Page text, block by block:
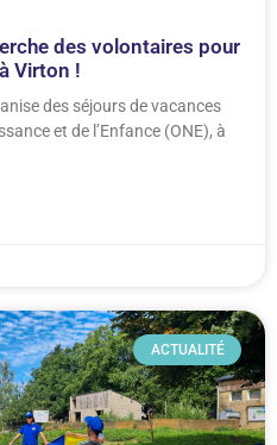
des volontaires pour
Virton !
des séjours de vacances
et de l’Enfance (ONE), à
ACTUALITÉ